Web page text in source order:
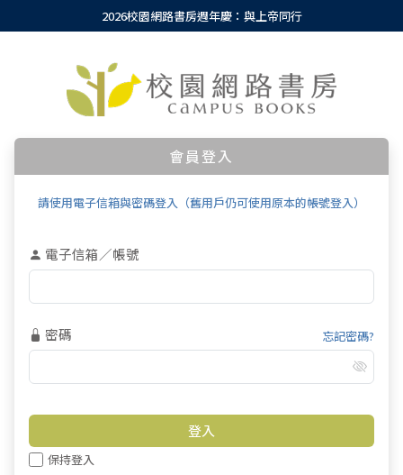
2026校園網路書房週年慶：與上帝同行
會員登入
請使用電子信箱與密碼登入（舊用戶仍可使用原本的帳號登入）
電子信箱／帳號
密碼 忘記密碼?
保持登入